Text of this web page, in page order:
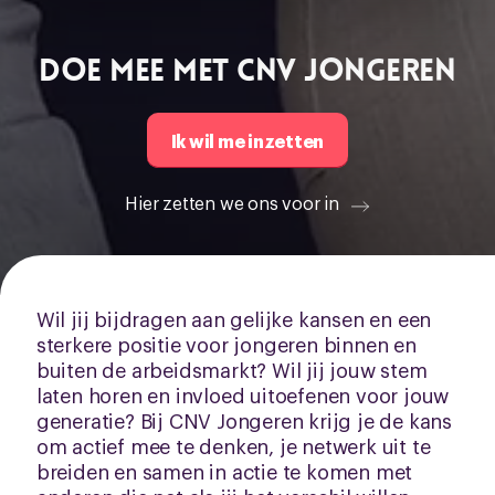
het ronde cookie-instellingenicoontje linksonder op de
Doe mee met CNV Jongeren
Ik wil me inzetten
Hier zetten we ons voor in
Wil jij bijdragen aan gelijke kansen en een
sterkere positie voor jongeren binnen en
buiten de arbeidsmarkt? Wil jij jouw stem
laten horen en invloed uitoefenen voor jouw
generatie? Bij CNV Jongeren krijg je de kans
om actief mee te denken, je netwerk uit te
breiden en samen in actie te komen met